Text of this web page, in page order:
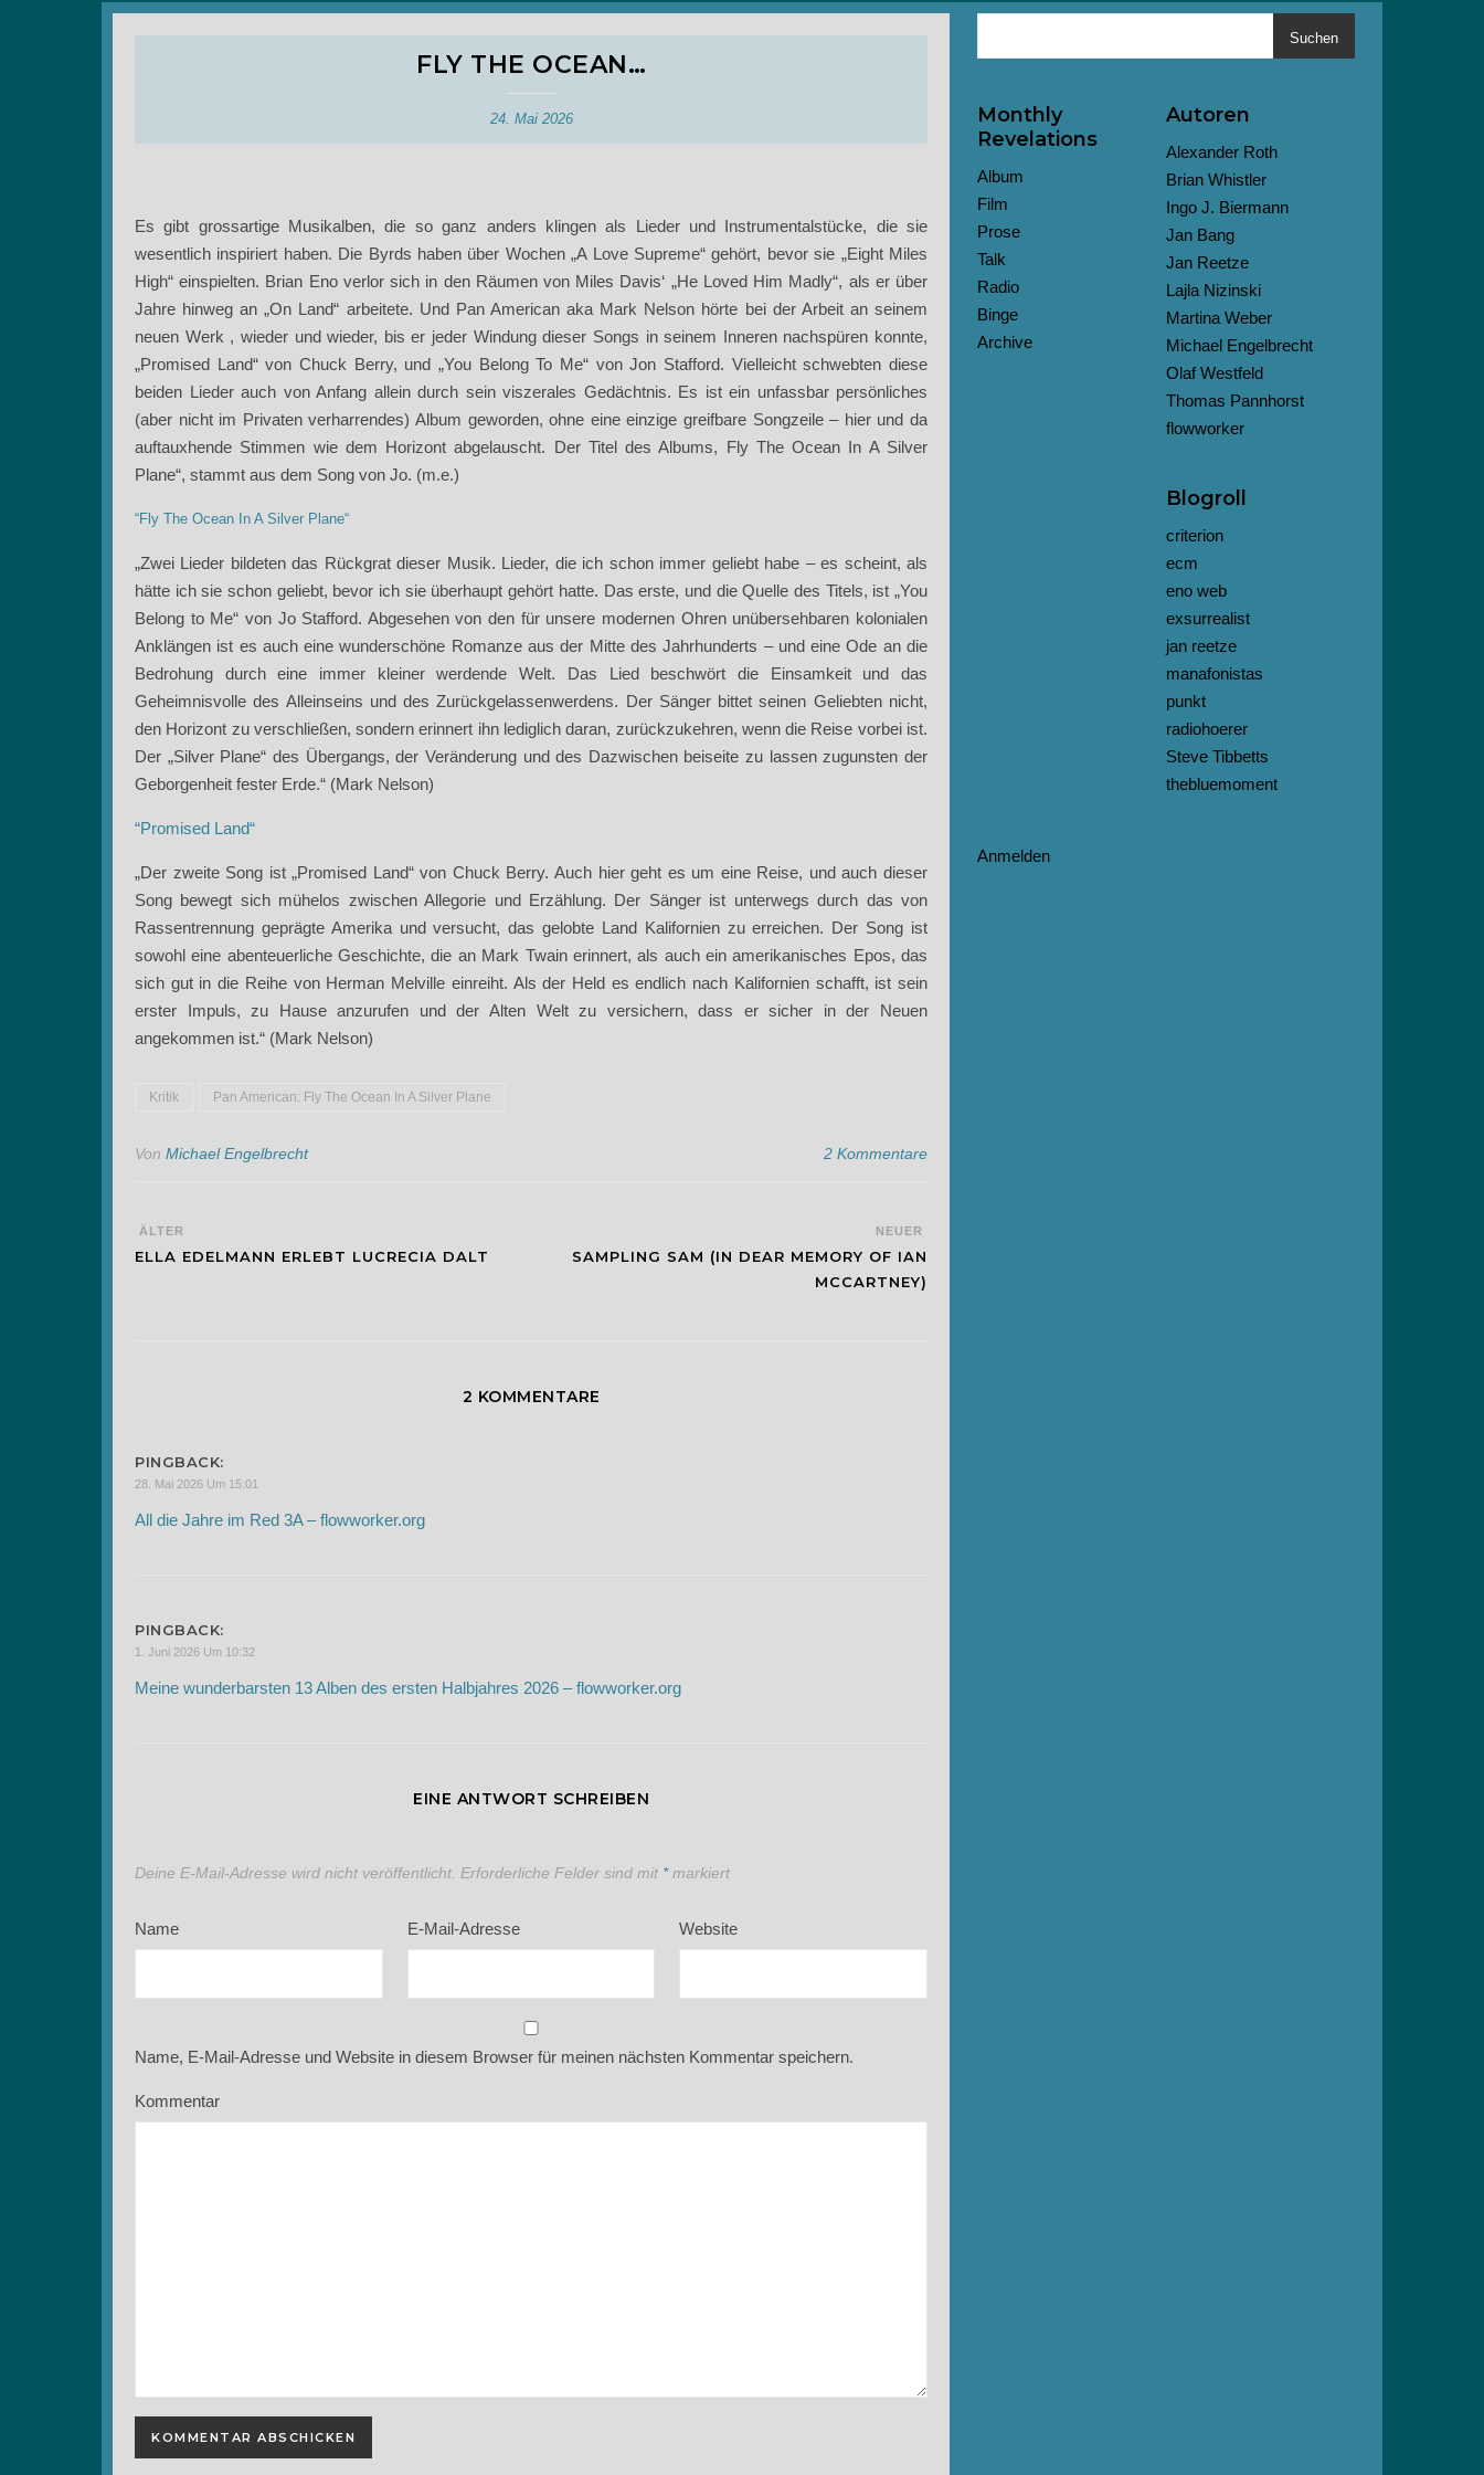
FLY THE OCEAN…
24. Mai 2026
Es gibt grossartige Musikalben, die so ganz anders klingen als Lieder und Instrumentalstücke, die sie
wesentlich inspiriert haben. Die Byrds haben über Wochen „A Love Supreme“ gehört, bevor sie „Eight Miles
High“ einspielten. Brian Eno verlor sich in den Räumen von Miles Davis‘ „He Loved Him Madly“, als er über
Jahre hinweg an „On Land“ arbeitete. Und Pan American aka Mark Nelson hörte bei der Arbeit an seinem
neuen Werk , wieder und wieder, bis er jeder Windung dieser Songs in seinem Inneren nachspüren konnte,
„Promised Land“ von Chuck Berry, und „You Belong To Me“ von Jon Stafford. Vielleicht schwebten diese
beiden Lieder auch von Anfang allein durch sein viszerales Gedächtnis. Es ist ein unfassbar persönliches
(aber nicht im Privaten verharrendes) Album geworden, ohne eine einzige greifbare Songzeile – hier und da
auftauxhende Stimmen wie dem Horizont abgelauscht. Der Titel des Albums, Fly The Ocean In A Silver
Plane“, stammt aus dem Song von Jo. (m.e.)
“Fly The Ocean In A Silver Plane“
„Zwei Lieder bildeten das Rückgrat dieser Musik. Lieder, die ich schon immer geliebt habe – es scheint, als
hätte ich sie schon geliebt, bevor ich sie überhaupt gehört hatte. Das erste, und die Quelle des Titels, ist „You
Belong to Me“ von Jo Stafford. Abgesehen von den für unsere modernen Ohren unübersehbaren kolonialen
Anklängen ist es auch eine wunderschöne Romanze aus der Mitte des Jahrhunderts – und eine Ode an die
Bedrohung durch eine immer kleiner werdende Welt. Das Lied beschwört die Einsamkeit und das
Geheimnisvolle des Alleinseins und des Zurückgelassenwerdens. Der Sänger bittet seinen Geliebten nicht,
den Horizont zu verschließen, sondern erinnert ihn lediglich daran, zurückzukehren, wenn die Reise vorbei ist.
Der „Silver Plane“ des Übergangs, der Veränderung und des Dazwischen beiseite zu lassen zugunsten der
Geborgenheit fester Erde.“ (Mark Nelson)
“Promised Land“
„Der zweite Song ist „Promised Land“ von Chuck Berry. Auch hier geht es um eine Reise, und auch dieser
Song bewegt sich mühelos zwischen Allegorie und Erzählung. Der Sänger ist unterwegs durch das von
Rassentrennung geprägte Amerika und versucht, das gelobte Land Kalifornien zu erreichen. Der Song ist
sowohl eine abenteuerliche Geschichte, die an Mark Twain erinnert, als auch ein amerikanisches Epos, das
sich gut in die Reihe von Herman Melville einreiht. Als der Held es endlich nach Kalifornien schafft, ist sein
erster Impuls, zu Hause anzurufen und der Alten Welt zu versichern, dass er sicher in der Neuen
angekommen ist.“ (Mark Nelson)
Kritik Pan American: Fly The Ocean In A Silver Plane
Von Michael Engelbrecht 2 Kommentare
ÄLTER
ELLA EDELMANN ERLEBT LUCRECIA DALT
NEUER
SAMPLING SAM (IN DEAR MEMORY OF IAN
MCCARTNEY)
2 KOMMENTARE
PINGBACK:
28. Mai 2026 Um 15:01
All die Jahre im Red 3A – flowworker.org
PINGBACK:
1. Juni 2026 Um 10:32
Meine wunderbarsten 13 Alben des ersten Halbjahres 2026 – flowworker.org
EINE ANTWORT SCHREIBEN
Deine E-Mail-Adresse wird nicht veröffentlicht. Erforderliche Felder sind mit *markiert
Name E-Mail-Adresse Website
Name, E-Mail-Adresse und Website in diesem Browser für meinen nächsten Kommentar speichern.
Kommentar
Suchen
Monthly
Revelations
Album
Film
Prose
Talk
Radio
Binge
Archive
Autoren
Alexander Roth
Brian Whistler
Ingo J. Biermann
Jan Bang
Jan Reetze
Lajla Nizinski
Martina Weber
Michael Engelbrecht
Olaf Westfeld
Thomas Pannhorst
flowworker
Blogroll
criterion
ecm
eno web
exsurrealist
jan reetze
manafonistas
punkt
radiohoerer
Steve Tibbetts
thebluemoment
Anmelden